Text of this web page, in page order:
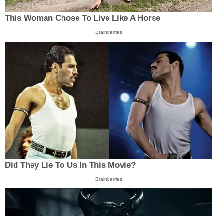
This Woman Chose To Live Like A Horse
Brainberries
Did They Lie To Us In This Movie?
Brainberries